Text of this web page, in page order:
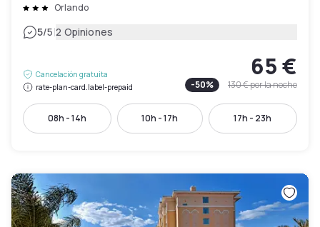
Orlando
5/5|2 Opiniones
Cancelación gratuita
rate-plan-card.label-prepaid
65 €
-50% 130 €por la noche
08h - 14h 10h - 17h 17h - 23h